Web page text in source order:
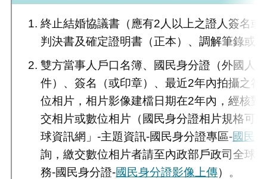
終止結婚協議書（應有2人以上之證人簽名或
判決書及確定證明書（正本）、調解筆錄或
雙方當事人戶口名簿、國民身分證（外國人
件）、簽名（或印章）、最近2年內拍攝之符
位相片，相片影像建檔日期在2年內，經核對
交相片或數位相片（國民身分證相片規格可
球資訊網」-主題資訊-國民身分證專區-國民
詢，繳交數位相片者請至內政部戶政司全球
務-國民身分證-國民身分證影像上傳）。